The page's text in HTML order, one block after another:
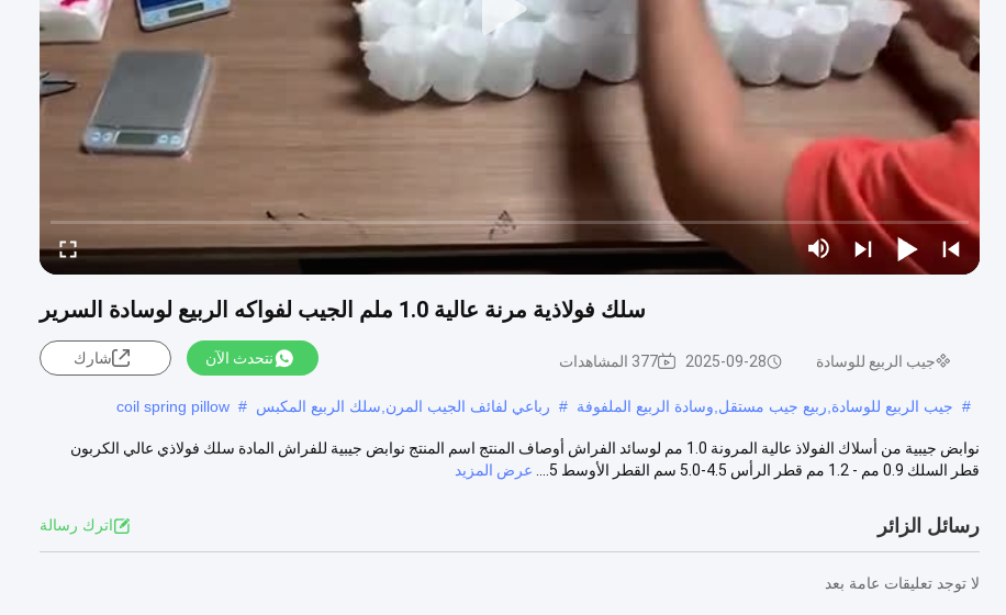
سلك فولاذية مرنة عالية 1.0 ملم الجيب لفواكه الربيع لوسادة السرير
جيب الربيع للوسادة 2025-09-28 377 المشاهدات نتحدث الآن شارك
# جيب الربيع للوسادة,ربيع جيب مستقل,وسادة الربيع الملفوفة # رباعي لفائف الجيب المرن,سلك الربيع المكبس #
coil spring pillow
نوابض جيبية من أسلاك الفولاذ عالية المرونة 1.0 مم لوسائد الفراش أوصاف المنتج اسم المنتج نوابض جيبية للفراش المادة سلك فولاذي عالي الكربون
قطر السلك 0.9 مم - 1.2 مم قطر الرأس 4.5-5.0 سم القطر الأوسط 5....
عرض المزيد
رسائل الزائر اترك رسالة
لا توجد تعليقات عامة بعد